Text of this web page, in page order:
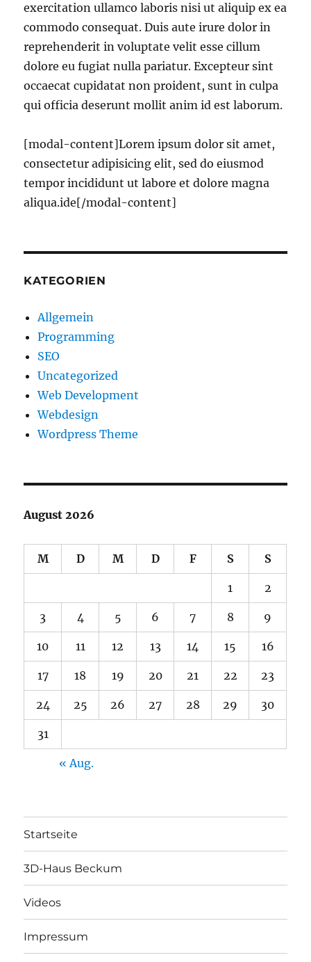
exercitation ullamco laboris nisi ut aliquip ex ea
commodo consequat. Duis aute irure dolor in
reprehenderit in voluptate velit esse cillum
dolore eu fugiat nulla pariatur. Excepteur sint
occaecat cupidatat non proident, sunt in culpa
qui officia deserunt mollit anim id est laborum.
[modal-content]Lorem ipsum dolor sit amet,
consectetur adipisicing elit, sed do eiusmod
tempor incididunt ut labore et dolore magna
aliqua.ide[/modal-content]
KATEGORIEN
Allgemein
Programming
SEO
Uncategorized
Web Development
Webdesign
Wordpress Theme
August 2026
M D M D F S S
1 2
3 4 5 6 7 8 9
10 11 12 13 14 15 16
17 18 19 20 21 22 23
24 25 26 27 28 29 30
31
« Aug.
Startseite
3D-Haus Beckum
Videos
Impressum